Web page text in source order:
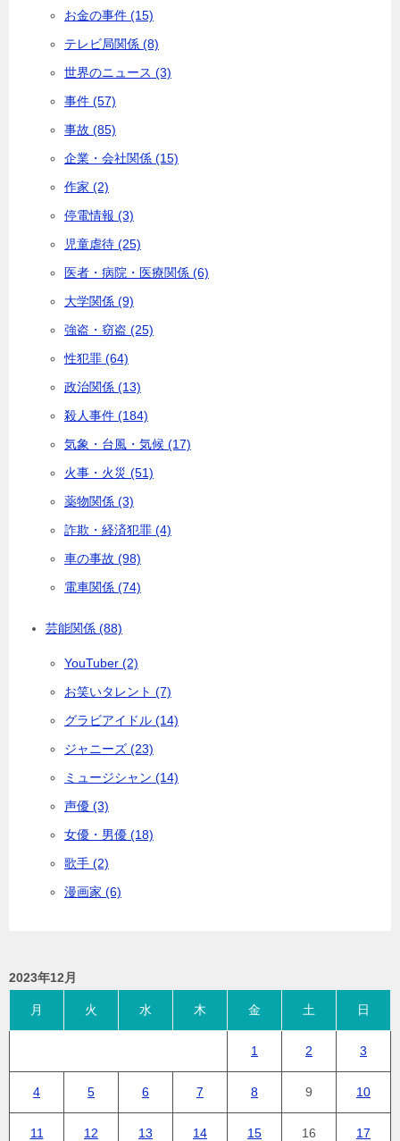
お金の事件 (15)
テレビ局関係 (8)
世界のニュース (3)
事件 (57)
事故 (85)
企業・会社関係 (15)
作家 (2)
停電情報 (3)
児童虐待 (25)
医者・病院・医療関係 (6)
大学関係 (9)
強盗・窃盗 (25)
性犯罪 (64)
政治関係 (13)
殺人事件 (184)
気象・台風・気候 (17)
火事・火災 (51)
薬物関係 (3)
詐欺・経済犯罪 (4)
車の事故 (98)
電車関係 (74)
芸能関係 (88)
YouTuber (2)
お笑いタレント (7)
グラビアイドル (14)
ジャニーズ (23)
ミュージシャン (14)
声優 (3)
女優・男優 (18)
歌手 (2)
漫画家 (6)
2023年12月
月 火 水 木 金 土 日
1 2 3
4 5 6 7 8 9 10
11 12 13 14 15 16 17